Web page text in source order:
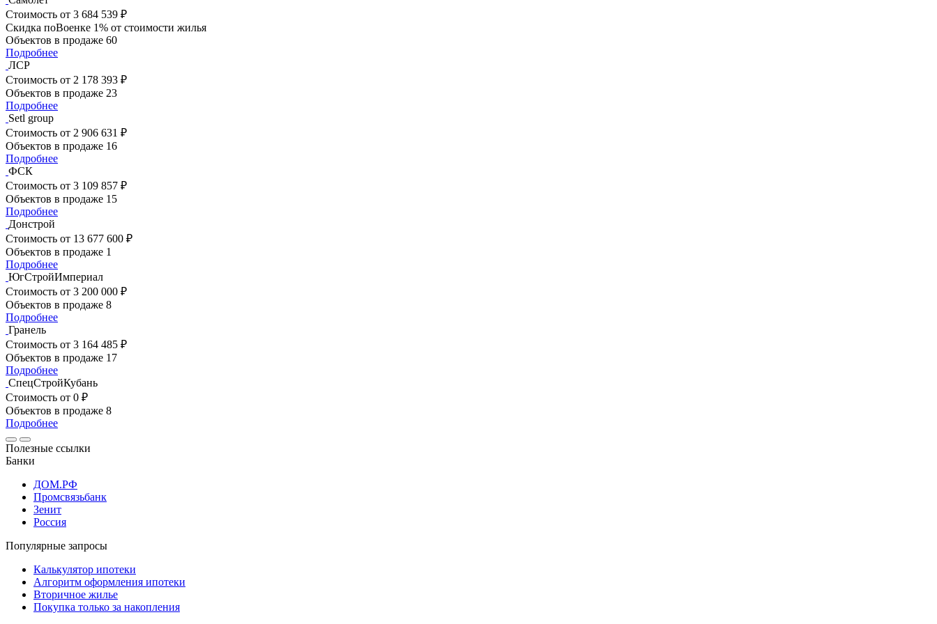
Стоимость от 3 684 539 ₽
Скидка поВоенке 1% от стоимости жилья
Объектов в продаже 60
Подробнее
ЛСР
Стоимость от 2 178 393 ₽
Объектов в продаже 23
Подробнее
Setl group
Стоимость от 2 906 631 ₽
Объектов в продаже 16
Подробнее
ФСК
Стоимость от 3 109 857 ₽
Объектов в продаже 15
Подробнее
Донстрой
Стоимость от 13 677 600 ₽
Объектов в продаже 1
Подробнее
ЮгСтройИмпериал
Стоимость от 3 200 000 ₽
Объектов в продаже 8
Подробнее
Гранель
Стоимость от 3 164 485 ₽
Объектов в продаже 17
Подробнее
СпецСтройКубань
Стоимость от 0 ₽
Объектов в продаже 8
Подробнее
Полезные ссылки
Банки
ДОМ.РФ
Промсвязьбанк
Зенит
Россия
Популярные запросы
Калькулятор ипотеки
Алгоритм оформления ипотеки
Вторичное жилье
Покупка только за накопления